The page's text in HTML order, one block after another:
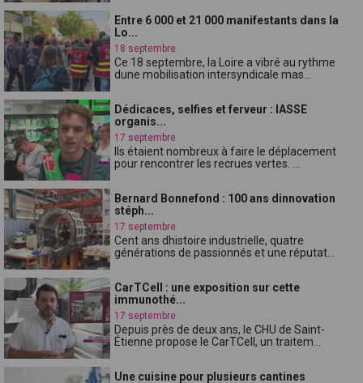
Entre 6 000 et 21 000 manifestants dans la
Lo...
18 septembre
Ce 18 septembre, la Loire a vibré au rythme
dune mobilisation intersyndicale mas...
Dédicaces, selfies et ferveur : lASSE
organis...
17 septembre
Ils étaient nombreux à faire le déplacement
pour rencontrer les recrues vertes. ...
Bernard Bonnefond : 100 ans dinnovation
stéph...
17 septembre
Cent ans dhistoire industrielle, quatre
générations de passionnés et une réputat...
CarTCell : une exposition sur cette
immunothé...
17 septembre
Depuis près de deux ans, le CHU de Saint-
Étienne propose le CarTCell, un traitem...
Une cuisine pour plusieurs cantines